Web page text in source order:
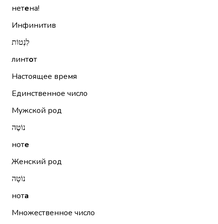
нетена!
Инфинитив
לִנְטוֹת
линтот
Настоящее время
Единственное число
Мужской род
נוֹטֶה
ноте
Женский род
נוֹטָה
нота
Множественное число